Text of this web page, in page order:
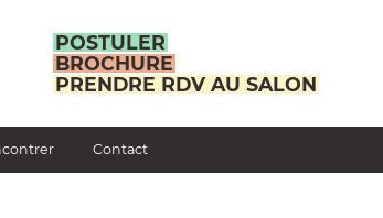
Contact
HEADER
POSTULER
BROCHURE
PRENDRE RDV AU SALON